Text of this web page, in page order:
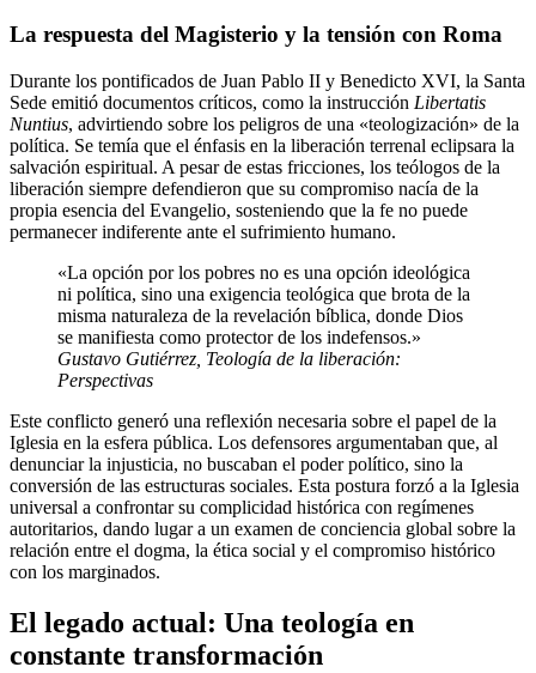
La respuesta del Magisterio y la tensión con Roma
Durante los pontificados de Juan Pablo II y Benedicto XVI, la Santa
Sede emitió documentos críticos, como la instrucción Libertatis
Nuntius, advirtiendo sobre los peligros de una «teologización» de la
política. Se temía que el énfasis en la liberación terrenal eclipsara la
salvación espiritual. A pesar de estas fricciones, los teólogos de la
liberación siempre defendieron que su compromiso nacía de la
propia esencia del Evangelio, sosteniendo que la fe no puede
permanecer indiferente ante el sufrimiento humano.
«La opción por los pobres no es una opción ideológica
ni política, sino una exigencia teológica que brota de la
misma naturaleza de la revelación bíblica, donde Dios
se manifiesta como protector de los indefensos.»
Gustavo Gutiérrez, Teología de la liberación:
Perspectivas
Este conflicto generó una reflexión necesaria sobre el papel de la
Iglesia en la esfera pública. Los defensores argumentaban que, al
denunciar la injusticia, no buscaban el poder político, sino la
conversión de las estructuras sociales. Esta postura forzó a la Iglesia
universal a confrontar su complicidad histórica con regímenes
autoritarios, dando lugar a un examen de conciencia global sobre la
relación entre el dogma, la ética social y el compromiso histórico
con los marginados.
El legado actual: Una teología en
constante transformación